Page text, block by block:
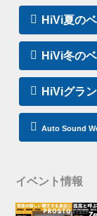
HiVi夏の
HiVi冬の
HiViグラ
Auto Sound
イベント情報